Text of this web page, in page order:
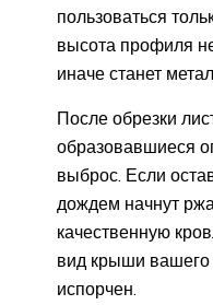
пользоваться
высота профиля
иначе станет
После обрезки
образовавшиеся
выброс. Если
дождем начнут
качественную
вид крыши вашего
испорчен.